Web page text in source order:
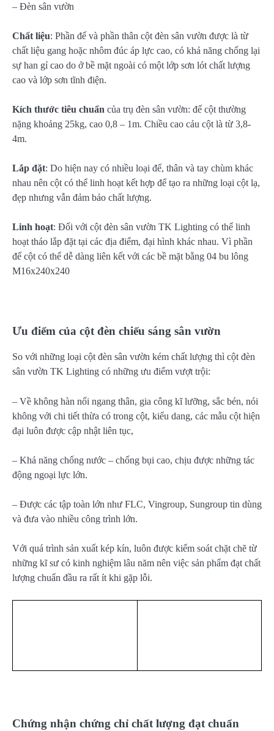
– Đèn sân vườn
Chất liệu: Phần đế và phần thân cột đèn sân vườn được là từ
chất liệu gang hoặc nhôm đúc áp lực cao, có khả năng chống lại
sự han gỉ cao do ở bề mặt ngoài có một lớp sơn lót chất lượng
cao và lớp sơn tĩnh điện.
Kích thước tiêu chuẩn của trụ đèn sân vườn: đế cột thường
nặng khoảng 25kg, cao 0,8 – 1m. Chiều cao cảu cột là từ 3,8-
4m.
Lắp đặt: Do hiện nay có nhiều loại đế, thân và tay chùm khác
nhau nên cột có thể linh hoạt kết hợp để tạo ra những loại cột lạ,
đẹp nhưng vẫn đảm bảo chất lượng.
Linh hoạt: Đối với cột đèn sân vườn TK Lighting có thể linh
hoạt tháo lắp đặt tại các địa điểm, đại hình khác nhau. Vì phần
đế cột có thể dễ dàng liên kết với các bề mặt bằng 04 bu lông
M16x240x240
Ưu điểm của cột đèn chiếu sáng sân vườn
So với những loại cột đèn sân vườn kém chất lượng thì cột đèn
sân vườn TK Lighting có những ưu điểm vượt trội:
– Về không hàn nối ngang thân, gia công kĩ lưỡng, sắc bén, nói
không với chi tiết thừa có trong cột, kiểu dang, các mẫu cột hiện
đại luôn được cập nhật liên tục,
– Khả năng chống nước – chống bụi cao, chịu được những tác
động ngoại lực lớn.
– Được các tập toàn lớn như FLC, Vingroup, Sungroup tin dùng
và đưa vào nhiều công trình lớn.
Với quá trình sản xuất kép kín, luôn được kiểm soát chặt chẽ từ
những kĩ sư có kinh nghiệm lâu năm nên việc sản phẩm đạt chất
lượng chuẩn đầu ra rất ít khi gặp lỗi.
Chứng nhận chứng chỉ chất lượng đạt chuẩn